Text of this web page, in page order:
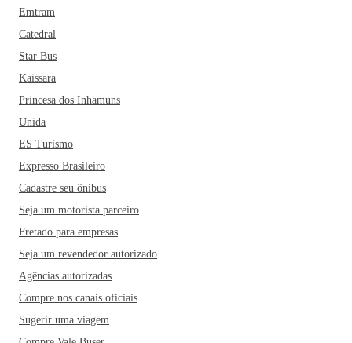
Emtram
Catedral
Star Bus
Kaissara
Princesa dos Inhamuns
Unida
ES Turismo
Expresso Brasileiro
Cadastre seu ônibus
Seja um motorista parceiro
Fretado para empresas
Seja um revendedor autorizado
Agências autorizadas
Compre nos canais oficiais
Sugerir uma viagem